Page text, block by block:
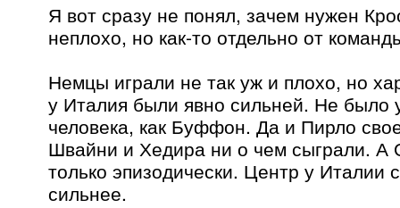
Я вот сразу не понял, зачем нужен
неплохо, но как-то отдельно от
Немцы играли не так уж и плохо, но
у Италия были явно сильней. Не было
человека, как Буффон. Да и Пирло
Швайни и Хедира ни о чем сыграли. А
только эпизодически. Центр у Италии
сильнее.